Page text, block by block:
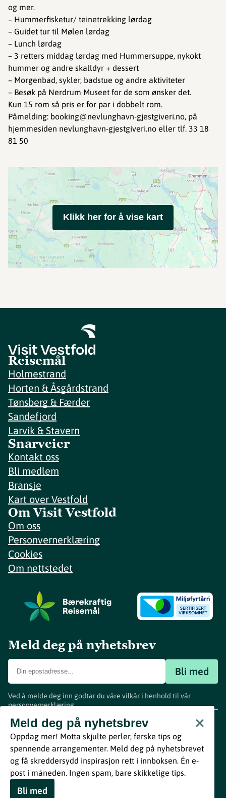
og mer.
– Hummerfisketur/ teinetrekking lørdag
– Guidet tur til Mølen lørdag
– Lunch lørdag
– 3 retters middag lørdag med Hummersuppe, nykokt
hummer og andre skalldyr + dessert
– Morgenbad, sykler, badstue og andre aktiviteter
– Besøk på Nerdrum Museet for de som ønsker det.
Kun 15 rom så pris er for par i dobbelt rom.
Påmelding: booking@nevlunghavn-gjestgiveri.no, på
hjemmesiden nevlunghavn-gjestgiveri.no eller tlf. 33 18
81 50
Klikk her for å vise kart
Reisemål
Holmestrand
Horten & Åsgårdstrand
Tønsberg & Færder
Sandefjord
Larvik & Stavern
Snarveier
Kontakt oss
Bli medlem
Bransje
Kart over Vestfold
Om Visit Vestfold
Om oss
Personvernerklæring
Cookies
Om nettstedet
Meld deg på nyhetsbrev
Bli med
Ved å melde deg inn godtar du våre vilkår i henhold til vår
personvernerklæring.
Meld deg på nyhetsbrev
Oppdag mer! Motta skjulte perler, ferske tips og
spennende arrangementer. Meld deg på nyhetsbrevet
og få skreddersydd inspirasjon rett i innboksen. Én e-
post i måneden. Ingen spam, bare skikkelige tips.
Bli med
www.visitvestfold.com
Turistinformasjon
Vestfold Fylkeskommune
ByBreakfast